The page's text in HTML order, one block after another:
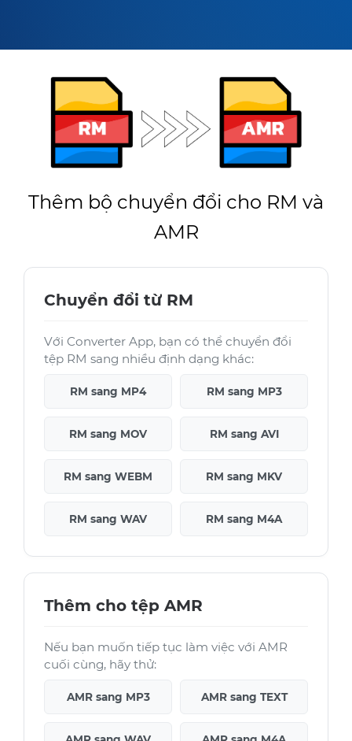
Thêm bộ chuyển đổi cho RM và
AMR
Chuyển đổi từ RM
Với Converter App, bạn có thể chuyển đổi
tệp RM sang nhiều định dạng khác:
RM sang MP4 RM sang MP3
RM sang MOV RM sang AVI
RM sang WEBM RM sang MKV
RM sang WAV RM sang M4A
Thêm cho tệp AMR
Nếu bạn muốn tiếp tục làm việc với AMR
cuối cùng, hãy thử:
AMR sang MP3 AMR sang TEXT